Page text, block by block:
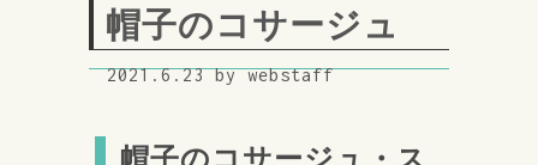
帽子のコサージュ
2021.6.23 by webstaff